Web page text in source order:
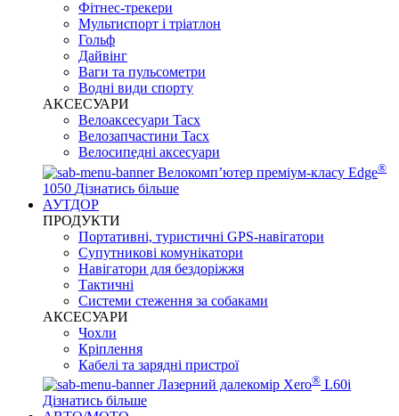
Фітнес-трекери
Мультиспорт і тріатлон
Гольф
Дайвінг
Ваги та пульсометри
Водні види спорту
AKCЕСУАРИ
Велоаксесуари Tacx
Велозапчастини Tacx
Велосипедні аксесуари
Велокомп’ютер преміум-класу Edge®
1050 Дізнатись більше
АУТДОР
ПРОДУКТИ
Портативні, туристичні GPS-навігатори
Супутникові комунікатори
Навігатори для бездоріжжя
Тактичні
Системи стеження за собаками
АКСЕСУАРИ
Чохли
Кріплення
Кабелі та зарядні пристрої
Лазерний далекомір Xero® L60i
Дізнатись більше